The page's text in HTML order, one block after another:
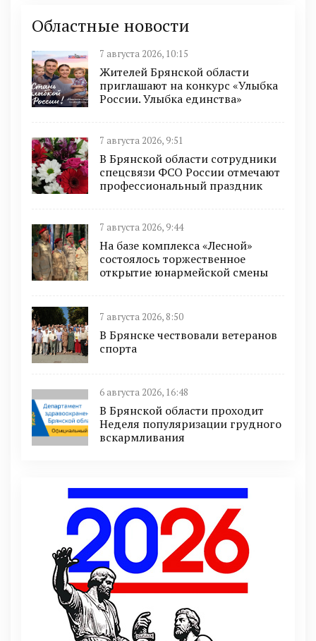
Областные новости
7 августа 2026, 10:15
Жителей Брянской области
приглашают на конкурс «Улыбка
России. Улыбка единства»
7 августа 2026, 9:51
В Брянской области сотрудники
спецсвязи ФСО России отмечают
профессиональный праздник
7 августа 2026, 9:44
На базе комплекса «Лесной»
состоялось торжественное
открытие юнармейской смены
7 августа 2026, 8:50
В Брянске чествовали ветеранов
спорта
6 августа 2026, 16:48
В Брянской области проходит
Неделя популяризации грудного
вскармливания